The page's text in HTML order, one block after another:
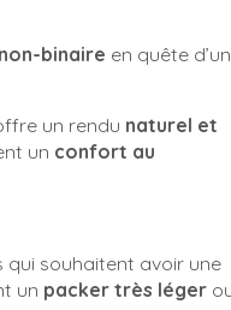
binaire en quête
un rendu naturel et
un confort au
qui souhaitent avoir une
un packer très léger